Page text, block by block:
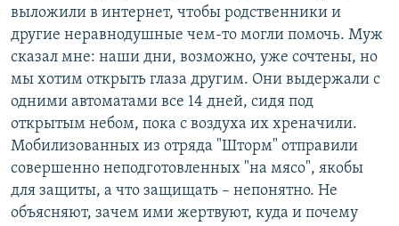
выложили в интернет, чтобы родственники и
другие неравнодушные чем-то могли помочь. Муж
сказал мне: наши дни, возможно, уже сочтены, но
мы хотим открыть глаза другим. Они выдержали с
одними автоматами все 14 дней, сидя под
открытым небом, пока с воздуха их хреначили.
Мобилизованных из отряда "Шторм" отправили
совершенно неподготовленных "на мясо", якобы
для защиты, а что защищать – непонятно. Не
объясняют, зачем ими жертвуют, куда и почему